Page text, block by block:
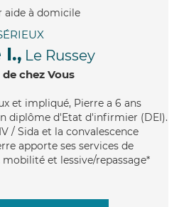
I., Le Russey
chez Vous
et impliqué, Pierre a 6 ans
diplôme d'Etat d'infirmier (DEI).
/ Sida et la convalescence
apporte ses services de
mobilité et lessive/repassage*